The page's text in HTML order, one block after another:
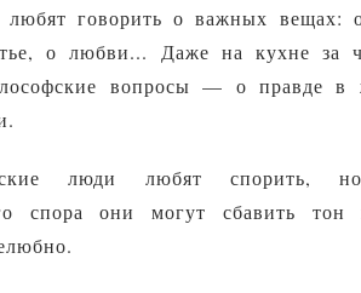
любят говорить о важных вещах:
о любви... Даже на кухне за
вопросы — о правде в
люди любят спорить,
спора они могут сбавить тон